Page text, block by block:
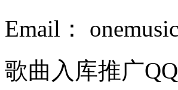
Email：
歌曲入库推广